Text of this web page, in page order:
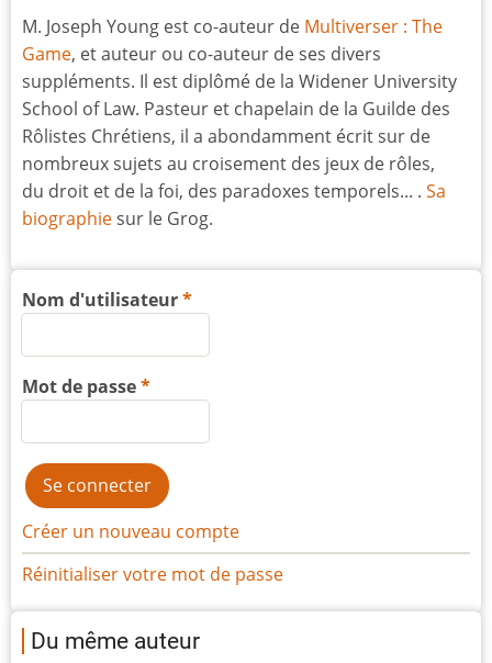
M. Joseph Young est co-auteur de Multiverser : The
Game, et auteur ou co-auteur de ses divers
suppléments. Il est diplômé de la Widener University
School of Law. Pasteur et chapelain de la Guilde des
Rôlistes Chrétiens, il a abondamment écrit sur de
nombreux sujets au croisement des jeux de rôles,
du droit et de la foi, des paradoxes temporels... . Sa
biographiesur le Grog.
Nom d'utilisateur
Mot de passe
Créer un nouveau compte
Réinitialiser votre mot de passe
Du même auteur